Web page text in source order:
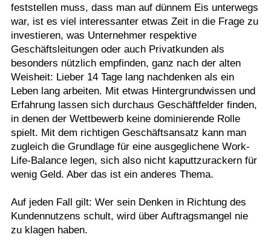
feststellen muss, dass man auf dünnem Eis unterwegs
war, ist es viel interessanter etwas Zeit in die Frage zu
investieren, was Unternehmer respektive
Geschäftsleitungen oder auch Privatkunden als
besonders nützlich empfinden, ganz nach der alten
Weisheit: Lieber 14 Tage lang nachdenken als ein
Leben lang arbeiten. Mit etwas Hintergrundwissen und
Erfahrung lassen sich durchaus Geschäftfelder finden,
in denen der Wettbewerb keine dominierende Rolle
spielt. Mit dem richtigen Geschäftsansatz kann man
zugleich die Grundlage für eine ausgeglichene Work-
Life-Balance legen, sich also nicht kaputtzurackern für
wenig Geld. Aber das ist ein anderes Thema.
Auf jeden Fall gilt: Wer sein Denken in Richtung des
Kundennutzens schult, wird über Auftragsmangel nie
zu klagen haben.